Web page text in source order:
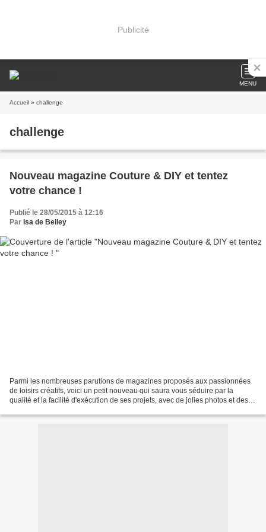
Publicité
MENU
Accueil » challenge
challenge
Nouveau magazine Couture & DIY et tentez
votre chance !
Publié le 28/05/2015 à 12:16
Par Isa de Belley
Parmi les nombreuses parutions de magazines proposés aux passionnées
de loisirs créatifs, voici un petit nouveau qui saura vous séduire par la
qualité et la facilité d'exécution de ses projets, avec de jolies photos et des